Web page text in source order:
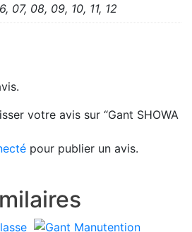
07, 08, 09, 10, 11, 12
votre avis sur “Gant SHOWA
pour publier un avis.